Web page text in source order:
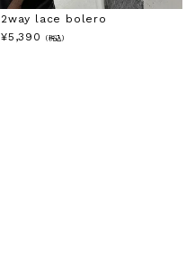
2way lace bolero
¥5,390 （税込）